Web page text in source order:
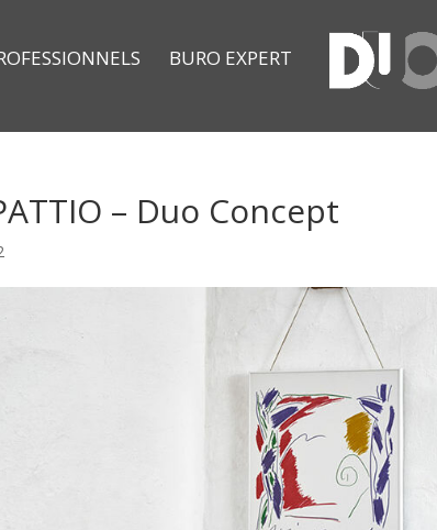
BURO EXPERT
– Duo Concept